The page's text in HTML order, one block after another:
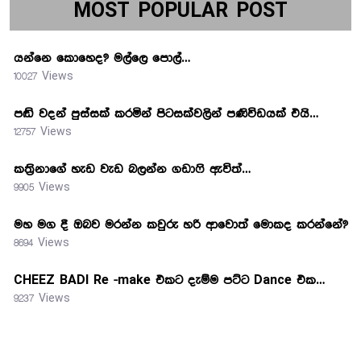
MOST POPULAR POST
යන්නෙ කොහෙද? මල්ලෙ පොල්…
10027 Views
පඬි වදන් පුස්සක් කරමින් පිටසක්වලින් පණිවිඩයක් එයි…
12757 Views
කත්‍රිනාගේ හැඩ වැඩ බලන්න ගඩාෆි ඇවිත්…
9905 Views
මහ මග දී ඔබව මරන්න කවුරු හරි ආවොත් මොකද කරන්නේ?
8694 Views
CHEEZ BADI Re -make එකට දැම්ම පට්ට Dance එක…
9237 Views